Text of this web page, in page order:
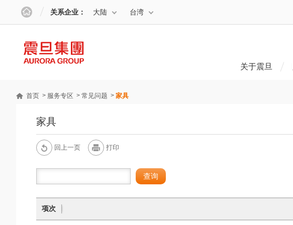
关系企业： 大陆 台湾
关于震旦
首页 服务专区 常见问题 家具
家具
回上一页 打印
项次